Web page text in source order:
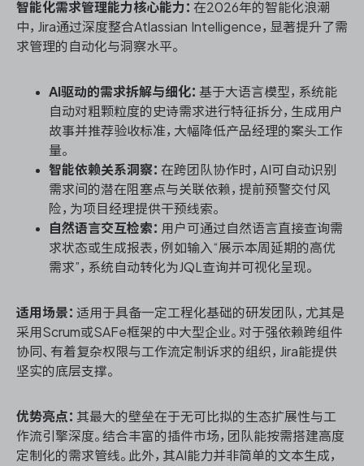
智能化需求管理能力核心能力： 在2026年的智能化浪潮
中，Jira通过深度整合Atlassian Intelligence，显著提升了需
求管理的自动化与洞察水平。
AI驱动的需求拆解与细化： 基于大语言模型，系统能
自动对粗颗粒度的史诗需求进行特征拆分，生成用户
故事并推荐验收标准，大幅降低产品经理的案头工作
量。
智能依赖关系洞察： 在跨团队协作时，AI可自动识别
需求间的潜在阻塞点与关联依赖，提前预警交付风
险，为项目经理提供干预线索。
自然语言交互检索： 用户可通过自然语言直接查询需
求状态或生成报表，例如输入“展示本周延期的高优
需求”，系统自动转化为JQL查询并可视化呈现。
适用场景： 适用于具备一定工程化基础的研发团队，尤其是
采用Scrum或SAFe框架的中大型企业。对于强依赖跨组件
协同、有着复杂权限与工作流定制诉求的组织，Jira能提供
坚实的底层支撑。
优势亮点： 其最大的壁垒在于无可比拟的生态扩展性与工
作流引擎深度。结合丰富的插件市场，团队能按需搭建高度
定制化的需求管线。此外，其AI能力并非简单的文本生成，